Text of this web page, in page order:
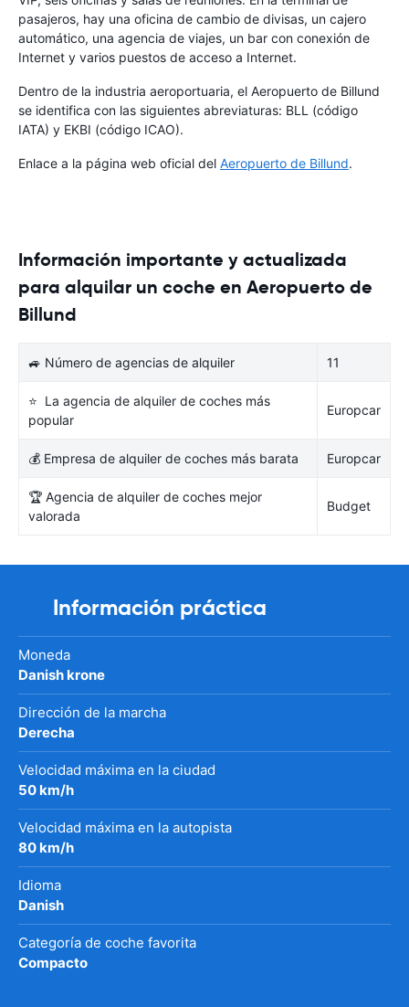
pasajeros, hay una oficina de cambio de divisas, un cajero
automático, una agencia de viajes, un bar con conexión de
Internet y varios puestos de acceso a Internet.
Dentro de la industria aeroportuaria, el Aeropuerto de Billund
se identifica con las siguientes abreviaturas: BLL (código
IATA) y EKBI (código ICAO).
Enlace a la página web oficial del Aeropuerto de Billund.
Información importante y actualizada
para alquilar un coche en Aeropuerto de
Billund
🚙 Número de agencias de alquiler 11
⭐ La agencia de alquiler de coches más
popular
Europcar
💰 Empresa de alquiler de coches más barata Europcar
🏆 Agencia de alquiler de coches mejor
valorada
Budget
Información práctica
Moneda
Danish krone
Dirección de la marcha
Derecha
Velocidad máxima en la ciudad
50 km/h
Velocidad máxima en la autopista
80 km/h
Idioma
Danish
Categoría de coche favorita
Compacto